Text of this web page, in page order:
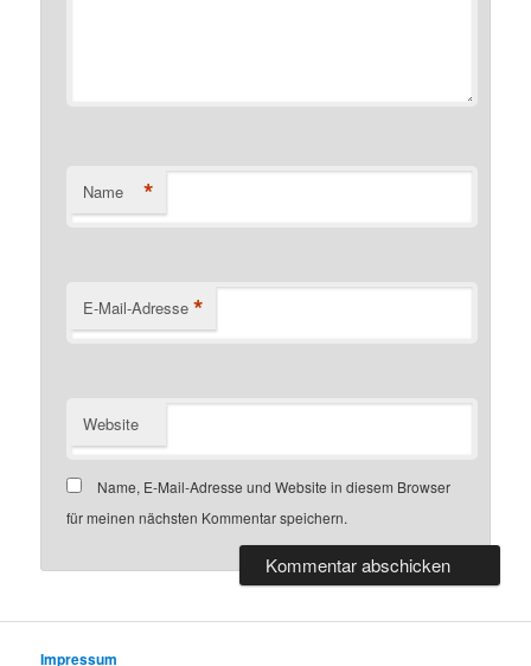
Name *
E-Mail-Adresse *
Website
Name, E-Mail-Adresse und Website in diesem Browser
für meinen nächsten Kommentar speichern.
Impressum